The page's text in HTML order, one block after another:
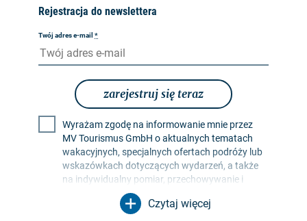
Rejestracja do newslettera
Twój adres e-mail *
zarejestruj się teraz
Wyrażam zgodę na informowanie mnie przez
MV Tourismus GmbH o aktualnych tematach
wakacyjnych, specjalnych ofertach podróży lub
wskazówkach dotyczących wydarzeń, a także
na indywidualny pomiar, przechowywanie i
ocenę współczynników otwarcia i kliknięć w
profilach odbiorców w celu projektowania
Czytaj więcej